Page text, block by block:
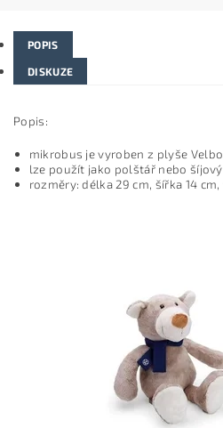
POPIS
DISKUZE
Popis:
mikrobus je vyroben z plyše
lze použít jako polštář nebo šíjový
rozměry: délka 29 cm, šířka 14 cm,